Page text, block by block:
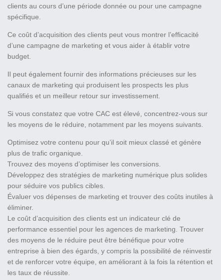
clients au cours d’une période donnée ou pour une campagne
spécifique.
Ce coût d’acquisition des clients peut vous montrer l’efficacité
d’une campagne de marketing et vous aider à établir votre
budget.
Il peut également fournir des informations précieuses sur les
canaux de marketing qui produisent les prospects les plus
qualifiés et un meilleur retour sur investissement.
Si vous constatez que votre CAC est élevé, concentrez-vous sur
les moyens de le réduire, notamment par les moyens suivants.
Optimisez votre contenu pour qu’il soit mieux classé et génère
plus de trafic organique.
Trouvez des moyens d’optimiser les conversions.
Développez des stratégies de marketing numérique plus solides
pour séduire vos publics cibles.
Évaluer vos dépenses de marketing et trouver des coûts inutiles à
éliminer.
Le coût d’acquisition des clients est un indicateur clé de
performance essentiel pour les agences de marketing. Trouver
des moyens de le réduire peut être bénéfique pour votre
entreprise à bien des égards, y compris la possibilité de réinvestir
et de renforcer votre équipe, en améliorant à la fois la rétention et
les taux de réussite.